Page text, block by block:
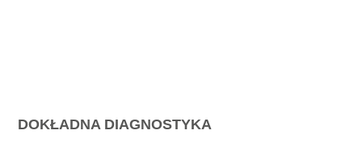
DOKŁADNA DIAGNOSTYKA